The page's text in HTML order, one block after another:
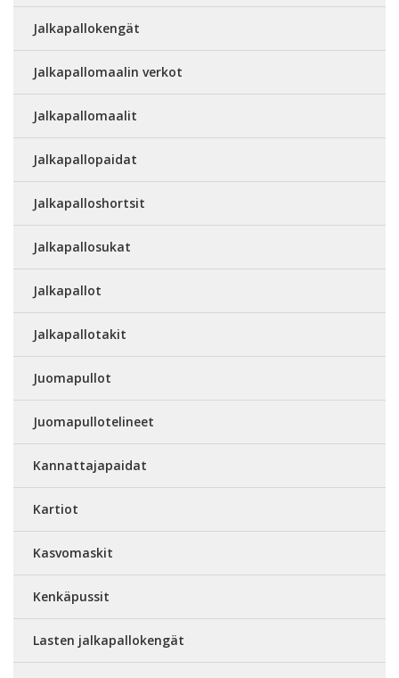
Jalkapallokengät
Jalkapallomaalin verkot
Jalkapallomaalit
Jalkapallopaidat
Jalkapalloshortsit
Jalkapallosukat
Jalkapallot
Jalkapallotakit
Juomapullot
Juomapullotelineet
Kannattajapaidat
Kartiot
Kasvomaskit
Kenkäpussit
Lasten jalkapallokengät